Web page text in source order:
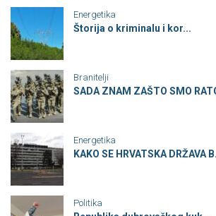
Energetika
Štorija o kriminalu i kor...
Branitelji
SADA ZNAM ZAŠTO SMO
Energetika
KAKO SE HRVATSKA DRŽAVA
Politika